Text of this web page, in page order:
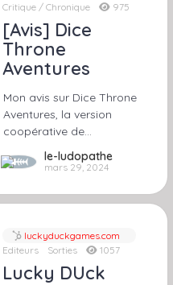
Critique / Chronique
975
[Avis] Dice
Throne
Aventures
Mon avis sur Dice Throne
Aventures, la version
coopérative de…
le-ludopathe
mars 29, 2024
luckyduckgames.com
Editeurs
Sorties 1057
Lucky DUck